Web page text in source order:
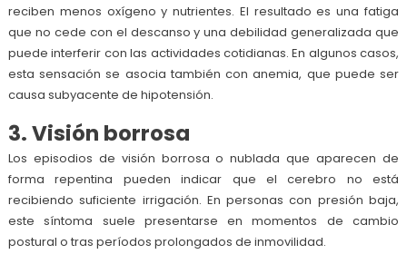
reciben menos oxígeno y nutrientes. El resultado es una fatiga
que no cede con el descanso y una debilidad generalizada que
puede interferir con las actividades cotidianas. En algunos casos,
esta sensación se asocia también con anemia, que puede ser
causa subyacente de hipotensión.
3. Visión borrosa
Los episodios de visión borrosa o nublada que aparecen de
forma repentina pueden indicar que el cerebro no está
recibiendo suficiente irrigación. En personas con presión baja,
este síntoma suele presentarse en momentos de cambio
postural o tras períodos prolongados de inmovilidad.